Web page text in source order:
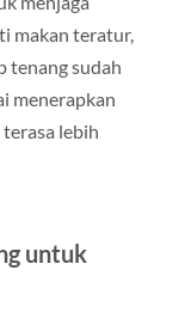
makan teratur,
tenang sudah
menerapkan
lebih
untuk